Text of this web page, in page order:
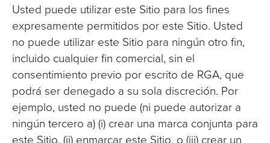
Usted puede utilizar este Sitio para los fines
expresamente permitidos por este Sitio. Usted
no puede utilizar este Sitio para ningún otro fin,
incluido cualquier fin comercial, sin el
consentimiento previo por escrito de RGA, que
podrá ser denegado a su sola discreción. Por
ejemplo, usted no puede (ni puede autorizar a
ningún tercero a) (i) crear una marca conjunta para
este Sitio, (ii) enmarcar este Sitio, o (iii) crear un